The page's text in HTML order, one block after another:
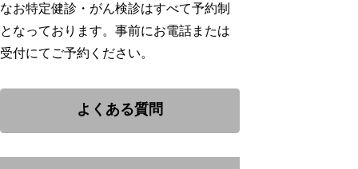
なお特定健診・がん検診はすべて予約制
となっております。事前にお電話または
受付にてご予約ください。
よくある質問